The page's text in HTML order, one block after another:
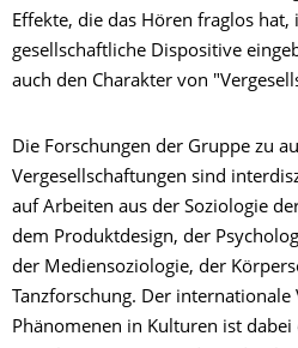
Effekte, die das Hören fraglos
gesellschaftliche Dispositive
auch den Charakter von
Die Forschungen der Gruppe zu
Vergesellschaftungen sind
auf Arbeiten aus der Soziologie
dem Produktdesign, der
der Mediensoziologie, der
Tanzforschung. Der
Phänomenen in Kulturen ist dabei